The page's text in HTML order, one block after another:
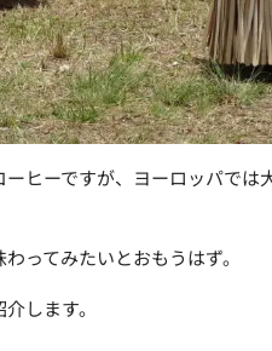
ヒーですが、ヨーロッパでは
ってみたいとおもうはず。
します。